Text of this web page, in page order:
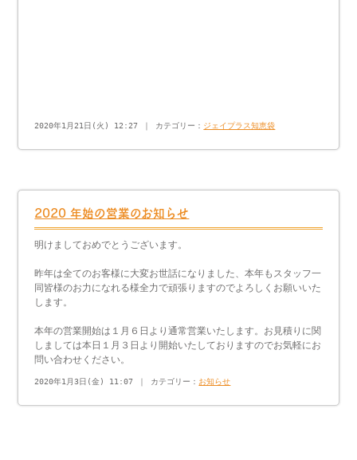
2020年1月21日(火) 12:27 ｜ カテゴリー： ジェイプラス知恵袋
2020 年始の営業のお知らせ
明けましておめでとうございます。
昨年は全てのお客様に大変お世話になりました、本年もスタッフ一
同皆様のお力になれる様全力で頑張りますのでよろしくお願いいた
します。
本年の営業開始は１月６日より通常営業いたします。お見積りに関
しましては本日１月３日より開始いたしておりますのでお気軽にお
問い合わせください。
2020年1月3日(金) 11:07 ｜ カテゴリー： お知らせ